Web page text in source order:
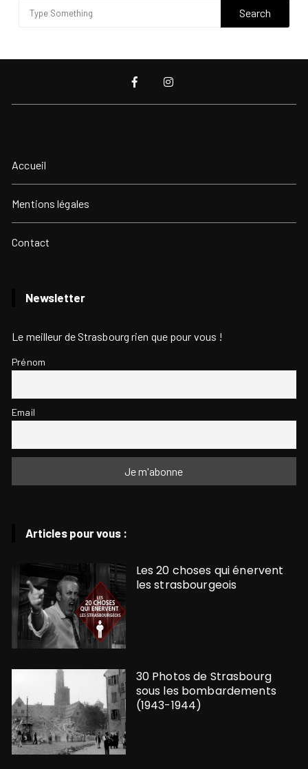
Accueil
Mentions légales
Contact
Newsletter
Le meilleur de Strasbourg rien que pour vous !
Prénom
Email
Articles pour vous :
Les 20 choses qui énervent
les strasbourgeois
30 Photos de Strasbourg
sous les bombardements
(1943-1944)